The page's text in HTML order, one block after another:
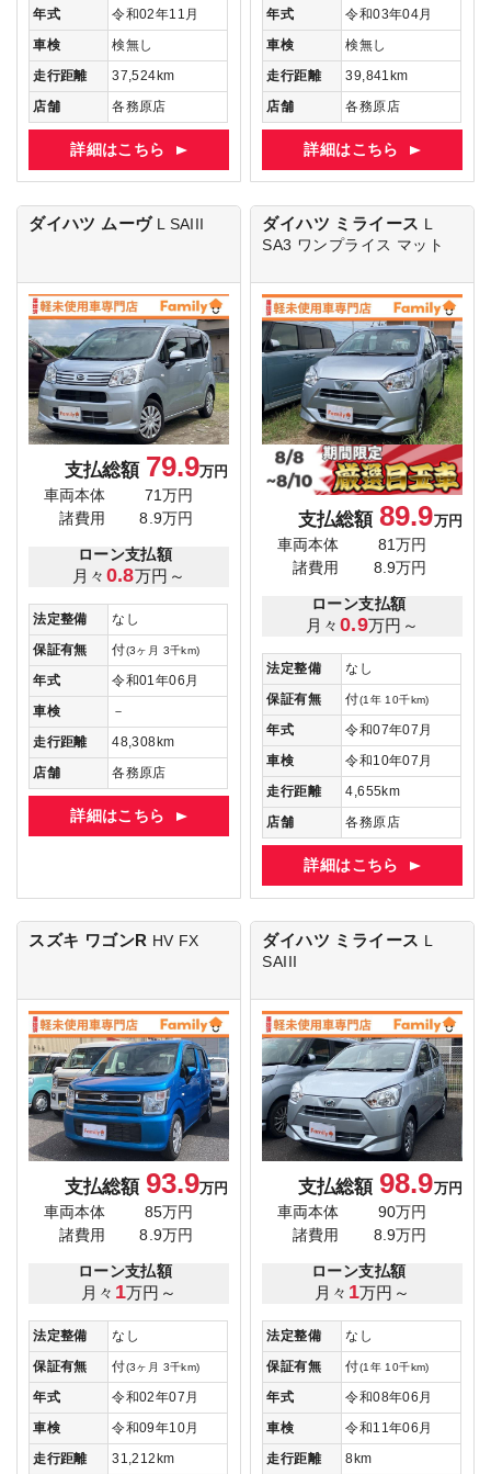
年式
令和02年11月
車検
検無し
走行距離
37,524km
店舗
各務原店
詳細はこちら
年式
令和03年04月
車検
検無し
走行距離
39,841km
店舗
各務原店
詳細はこちら
ダイハツ ムーヴ L SAIII
支払総額 79.9万円
車両本体
71万円
諸費用
8.9万円
ローン支払額
月々 0.8万円～
法定整備
なし
保証有無
付(3ヶ月 3千km)
年式
令和01年06月
車検
－
走行距離
48,308km
店舗
各務原店
詳細はこちら
ダイハツ ミライース
SA3 ワンプライス マット
支払総額 89.9万円
車両本体
81万円
諸費用
8.9万円
ローン支払額
月々 0.9万円～
法定整備
なし
保証有無
付(1年 10千km)
年式
令和07年07月
車検
令和10年07月
走行距離
4,655km
店舗
各務原店
詳細はこちら
スズキ ワゴンR HV FX
支払総額 93.9万円
車両本体
85万円
諸費用
8.9万円
ローン支払額
月々 1万円～
法定整備
なし
保証有無
付(3ヶ月 3千km)
年式
令和02年07月
車検
令和09年10月
走行距離
31,212km
ダイハツ ミライース L
SAIII
支払総額 98.9万円
車両本体
90万円
諸費用
8.9万円
ローン支払額
月々 1万円～
法定整備
なし
保証有無
付(1年 10千km)
年式
令和08年06月
車検
令和11年06月
走行距離
8km